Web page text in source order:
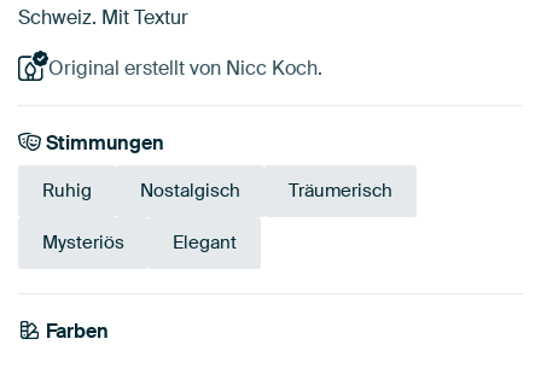
Schweiz. Mit Textur
Original erstellt von Nicc Koch.
Stimmungen
Ruhig Nostalgisch Träumerisch
Mysteriös Elegant
Farben
Beige
Early Dew